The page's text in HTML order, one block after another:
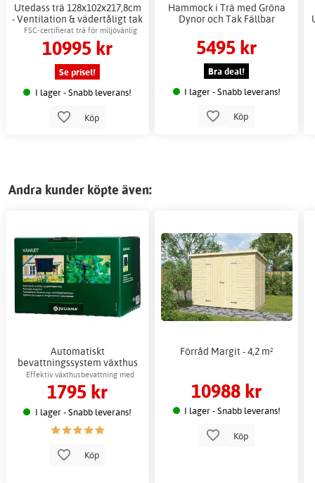
Utedass trä 128x102x217,8cm
- Ventilation & vädertåligt tak
FSC-certifierat trä för miljövänlig
användning
10995 kr
Se priset!
I lager - Snabb leverans!
Köp
Hammock i Trä med Gröna
Dynor och Tak Fällbar
5495 kr
Bra deal!
I lager - Snabb leverans!
Köp
Andra kunder köpte även:
Automatiskt
bevattningssystem växthus
Juliana - Droppbevattning
Effektiv växthusbevattning med
gödningsfunktion
1795 kr
I lager - Snabb leverans!
Köp
Förråd Margit - 4,2 m²
10988 kr
I lager - Snabb leverans!
Köp